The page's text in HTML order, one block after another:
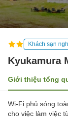
Khách sạn
Kyukamura
Giới thiệu tổng
Wi-Fi phủ sóng
cho việc làm việc